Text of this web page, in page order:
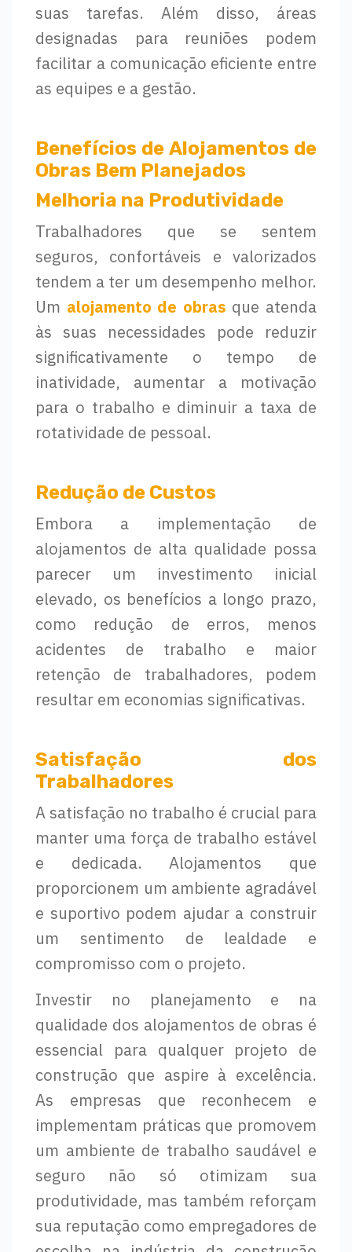
suas tarefas. Além disso, áreas
designadas para reuniões podem
facilitar a comunicação eficiente entre
as equipes e a gestão.
Benefícios de Alojamentos de
Obras Bem Planejados
Melhoria na Produtividade
Trabalhadores que se sentem
seguros, confortáveis e valorizados
tendem a ter um desempenho melhor.
Um alojamento de obras que atenda
às suas necessidades pode reduzir
significativamente o tempo de
inatividade, aumentar a motivação
para o trabalho e diminuir a taxa de
rotatividade de pessoal.
Redução de Custos
Embora a implementação de
alojamentos de alta qualidade possa
parecer um investimento inicial
elevado, os benefícios a longo prazo,
como redução de erros, menos
acidentes de trabalho e maior
retenção de trabalhadores, podem
resultar em economias significativas.
Satisfação dos
Trabalhadores
A satisfação no trabalho é crucial para
manter uma força de trabalho estável
e dedicada. Alojamentos que
proporcionem um ambiente agradável
e suportivo podem ajudar a construir
um sentimento de lealdade e
compromisso com o projeto.
Investir no planejamento e na
qualidade dos alojamentos de obras é
essencial para qualquer projeto de
construção que aspire à excelência.
As empresas que reconhecem e
implementam práticas que promovem
um ambiente de trabalho saudável e
seguro não só otimizam sua
produtividade, mas também reforçam
sua reputação como empregadores de